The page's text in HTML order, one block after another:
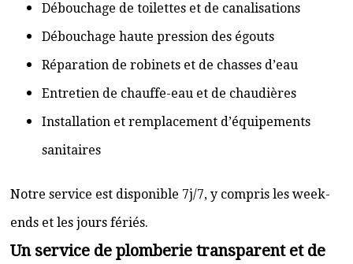
Débouchage de toilettes et de canalisations
Débouchage haute pression des égouts
Réparation de robinets et de chasses d’eau
Entretien de chauffe-eau et de chaudières
Installation et remplacement d’équipements
sanitaires
Notre service est disponible 7j/7, y compris les week-
ends et les jours fériés.
Un service de plomberie transparent et de